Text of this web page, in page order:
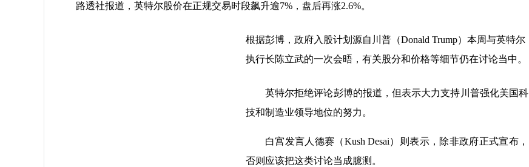
路透社报道，英特尔股价在正规交易时段飙升逾7%，盘后再涨2.6%。
根据彭博，政府入股计划源自川普（Donald Trump）本周与英特尔
执行长陈立武的一次会晤，有关股分和价格等细节仍在讨论当中。
英特尔拒绝评论彭博的报道，但表示大力支持川普强化美国科
技和制造业领导地位的努力。
白宫发言人德赛（Kush Desai）则表示，除非政府正式宣布，
否则应该把这类讨论当成臆测。